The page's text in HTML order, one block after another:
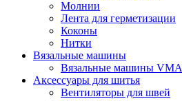
Молнии
Лента для герметизации
Коконы
Нитки
Вязальные машины
Вязальные машины VMA
Аксессуары для шитья
Вентиляторы для швей